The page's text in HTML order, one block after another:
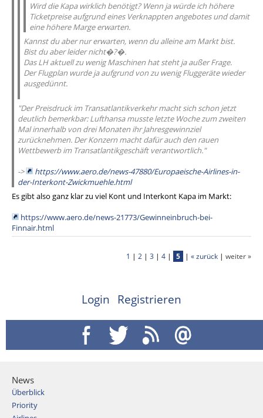
Wird die Kapa wirklich benötigt? Wenn ja würde ich höhere
Ticketpreise aufgrund eines Verknappten angebotes und damit
eine höhere Marge erwarten.
Kannst du aber nur erwarten, wenn du alleine am Markt bist.
Bist du aber leider nicht�?�.
Das LH aktuell zu wenig Maschinen hat steht ja außer Frage.
Der Flugplan wurde ja aufgrund von zu wenig Fluggeräte wieder
ausgedünnt.
"Der Preisdruck im Transatlantikverkehr macht sich schon jetzt
deutlich bemerkbar: Lufthansa musste letzte Woche zum zweiten
Mal innerhalb von drei Monaten ihr Jahresgewinnziel
zurücknehmen. Der Konzern macht dafür auch den rauen
Wettbewerb im Transatlantikgeschäft verantwortlich."
->
https://www.aero.de/news-47880/Europaeische-Airlines-in-
der-Interkont-Zwickmuehle.html
Es gibt also ganz klar zu viel Kont und Interkont Kapa im Markt:
https://www.aero.de/news-21773/Gewinneinbruch-bei-
Finnair.html
1 | 2 | 3 | 4 | 5 | « zurück | weiter »
Login Registrieren
News
Überblick
Priority